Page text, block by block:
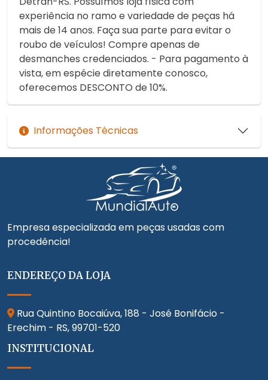
experiência no ramo e variedade de peças há
mais de 14 anos. Faça sua parte para evitar o
roubo de veículos! Compre apenas de
desmanches credenciados. - Para pagamento à
vista, em espécie diretamente conosco,
oferecemos DESCONTO de 10%.
Informações Técnicas
Empresa especializada em peças usadas com
procedência!
ENDEREÇO DA LOJA
Rua Quintino Bocaiúva, 188 - José Bonifácio -
Erechim - RS,99701-520
INSTITUCIONAL